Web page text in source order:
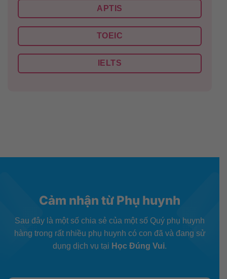
APTIS
TOEIC
IELTS
Cảm nhận từ Phụ huynh
Sau đây là một số chia sẻ của một số Quý phụ huynh
hàng trong rất nhiều phụ huynh có con đã và đang sử
dụng dịch vụ tại Học Đúng Vui.